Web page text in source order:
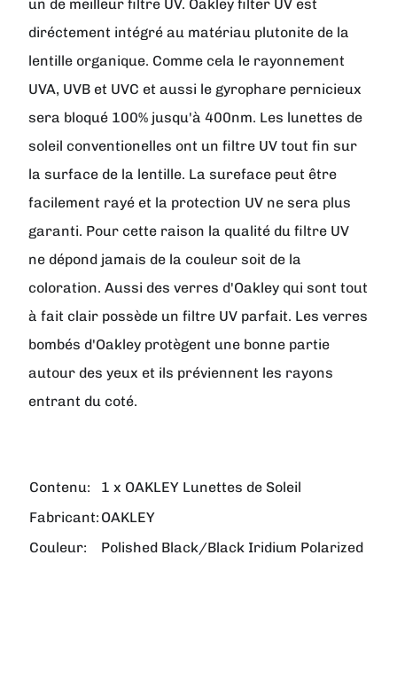
un de meilleur filtre UV. Oakley filter UV est
diréctement intégré au matériau plutonite de la
lentille organique. Comme cela le rayonnement
UVA, UVB et UVC et aussi le gyrophare pernicieux
sera bloqué 100% jusqu'à 400nm. Les lunettes de
soleil conventionelles ont un filtre UV tout fin sur
la surface de la lentille. La sureface peut être
facilement rayé et la protection UV ne sera plus
garanti. Pour cette raison la qualité du filtre UV
ne dépond jamais de la couleur soit de la
coloration. Aussi des verres d'Oakley qui sont tout
à fait clair possède un filtre UV parfait. Les verres
bombés d'Oakley protègent une bonne partie
autour des yeux et ils préviennent les rayons
entrant du coté.
Contenu:
1 x OAKLEY Lunettes de Soleil
Fabricant: OAKLEY
Couleur:
Polished Black/Black Iridium Polarized